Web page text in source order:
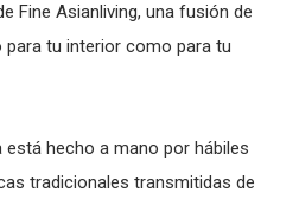
Fine Asianliving, una fusión de
tu interior como para tu
hecho a mano por hábiles
tradicionales transmitidas de